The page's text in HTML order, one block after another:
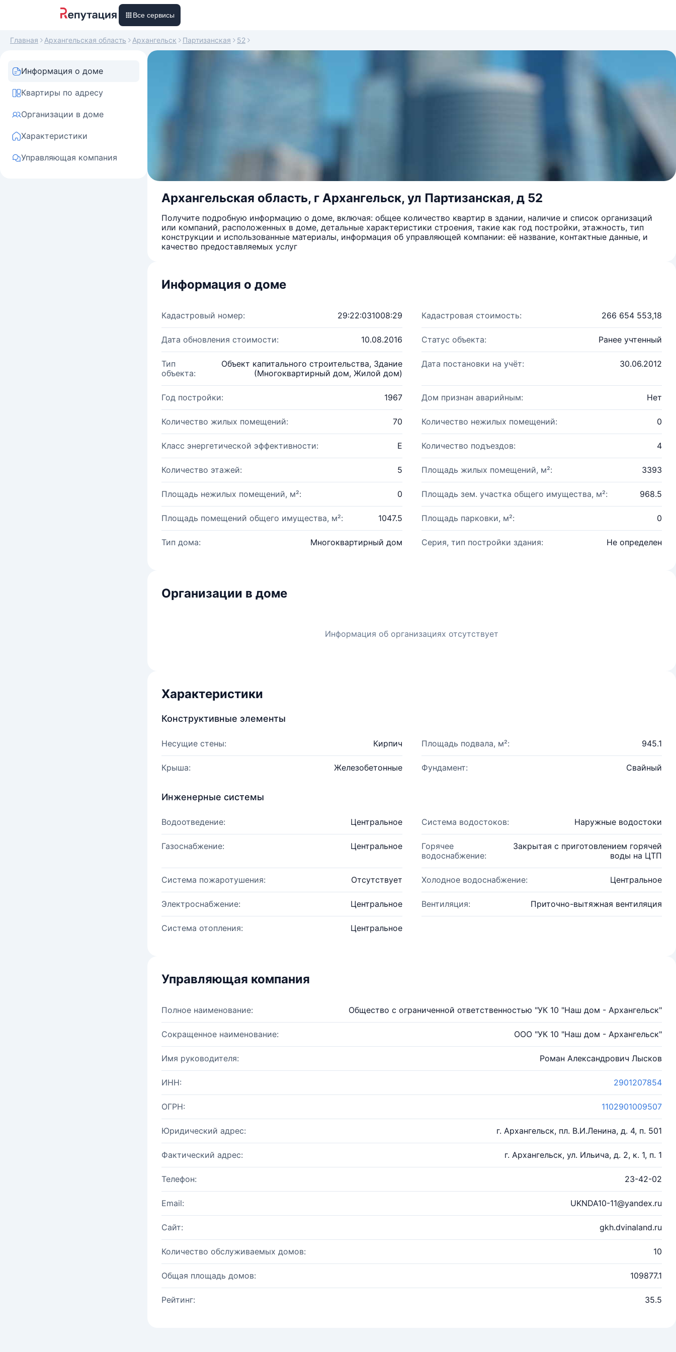
Все сервисы
Главная Архангельская область Архангельск Партизанская 52
Информация о доме
Квартиры по адресу
Организации в доме
Характеристики
Управляющая компания
Архангельская область, г Архангельск, ул Партизанская, д 52
Получите подробную информацию о доме, включая: общее количество квартир в здании, наличие и список организаций
или компаний, расположенных в доме, детальные характеристики строения, такие как год постройки, этажность, тип
конструкции и использованные материалы, информация об управляющей компании: её название, контактные данные, и
качество предоставляемых услуг
Информация о доме
Кадастровый номер: 29:22:031008:29 Кадастровая стоимость: 266 654 553,18
Дата обновления стоимости: 10.08.2016 Статус объекта: Ранее учтенный
Тип
объекта:
Объект капитального строительства, Здание
(Многоквартирный дом, Жилой дом)
Дата постановки на учёт: 30.06.2012
Год постройки: 1967 Дом признан аварийным: Нет
Количество жилых помещений: 70 Количество нежилых помещений: 0
Класс энергетической эффективности: E Количество подъездов: 4
Количество этажей: 5 Площадь жилых помещений, м²: 3393
Площадь нежилых помещений, м²: 0 Площадь зем. участка общего имущества, м²: 968.5
Площадь помещений общего имущества, м²: 1047.5 Площадь парковки, м²: 0
Тип дома: Многоквартирный дом Серия, тип постройки здания: Не определен
Организации в доме
Информация об организациях отсутствует
Характеристики
Конструктивные элементы
Несущие стены: Кирпич Площадь подвала, м²: 945.1
Крыша: Железобетонные Фундамент: Свайный
Инженерные системы
Водоотведение: Центральное Система водостоков: Наружные водостоки
Газоснабжение: Центральное
Горячее
водоснабжение:
Закрытая с приготовлением горячей
воды на ЦТП
Система пожаротушения: Отсутствует Холодное водоснабжение: Центральное
Электроснабжение: Центральное Вентиляция: Приточно-вытяжная вентиляция
Система отопления: Центральное
Управляющая компания
Полное наименование: Общество с ограниченной ответственностью "УК 10 "Наш дом - Архангельск"
Сокращенное наименование: ООО "УК 10 "Наш дом - Архангельск"
Имя руководителя: Роман Александрович Лысков
ИНН: 2901207854
ОГРН: 1102901009507
Юридический адрес: г. Архангельск, пл. В.И.Ленина, д. 4, п. 501
Фактический адрес: г. Архангельск, ул. Ильича, д. 2, к. 1, п. 1
Телефон: 23-42-02
Email: UKNDA10-11@yandex.ru
Сайт: gkh.dvinaland.ru
Количество обслуживаемых домов: 10
Общая площадь домов: 109877.1
Рейтинг: 35.5